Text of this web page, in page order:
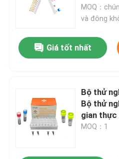
Nhà
MOQ：
và đông
Giá tốt nhất
Bộ thử
Bộ thử
gian thực
MOQ：1